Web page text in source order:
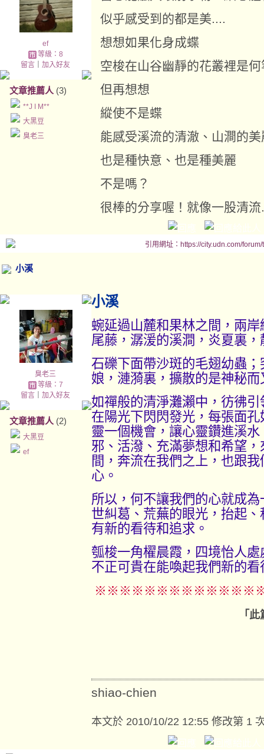
ef
等級：8
留言 ｜加入好友
文章推薦人 (3)
**J I M**
大黑豆
臭老三
似乎感受到的都是美....
想想如果化身成蝶
空梭在山谷幽靜的花叢裡是
但再想想
縱使不是蝶
能感受溪流的清澈、山澗的
也是種快意、也是種美麗
不是嗎？
很棒的分享喔！就像一股清
引用網址：https://city.udn.com/
小溪
臭老三
等級：7
留言 ｜加入好友
文章推薦人 (2)
大黑豆
ef
小溪
蜿延過山麓和果林之間，兩
尾藤，潺湲的溪澗，炎夏裏
石礫下面帶沙斑的毛翅幼蟲
娘，漣漪裏，擴散的是神秘
如禪般的清淨灘瀨中，彷彿
在陽光下閃閃發光，每張面
靈一個機會，讓心靈鑽進溪
邪、活潑、充滿夢想和希望
間，奔流在我們之上，也跟
心。
所以，何不讓我們的心就成
世糾葛、荒蕪的眼光，抬起
有新的看待和追求。
瓠梭一角櫂晨霞，四境怡人
不正可貴在能喚起我們新的
「此篇文章摘錄自正
shiao-chien
本文於 2010/10/22 12:55 修改第 1